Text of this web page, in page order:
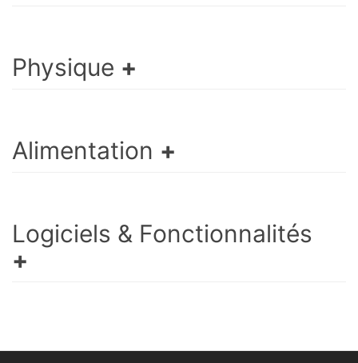
Physique
Alimentation
Logiciels & Fonctionnalités